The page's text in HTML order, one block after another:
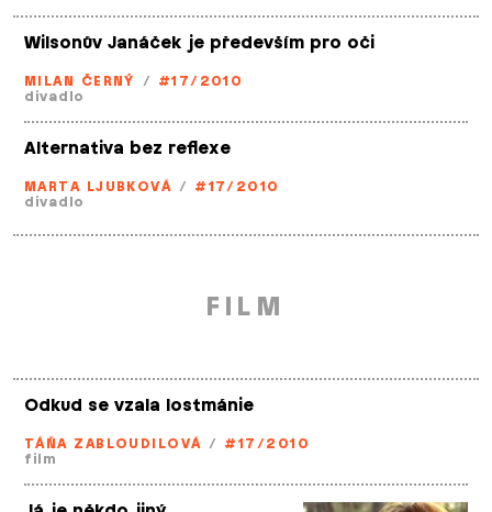
Wilsonův Janáček je především pro oči
MILAN ČERNÝ / #17/2010
divadlo
Alternativa bez reflexe
MARTA LJUBKOVÁ / #17/2010
divadlo
FILM
Odkud se vzala lostmánie
TÁŇA ZABLOUDILOVÁ / #17/2010
film